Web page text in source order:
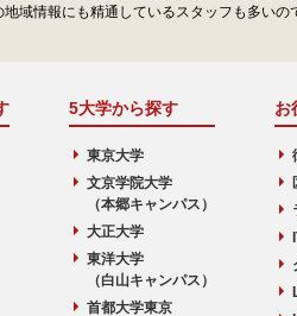
域情報にも精通しているスタッフも多い
5大学から探す
東京大学
文京学院大学
（本郷キャンパス）
大正大学
東洋大学
（白山キャンパス）
首都大学東京
お